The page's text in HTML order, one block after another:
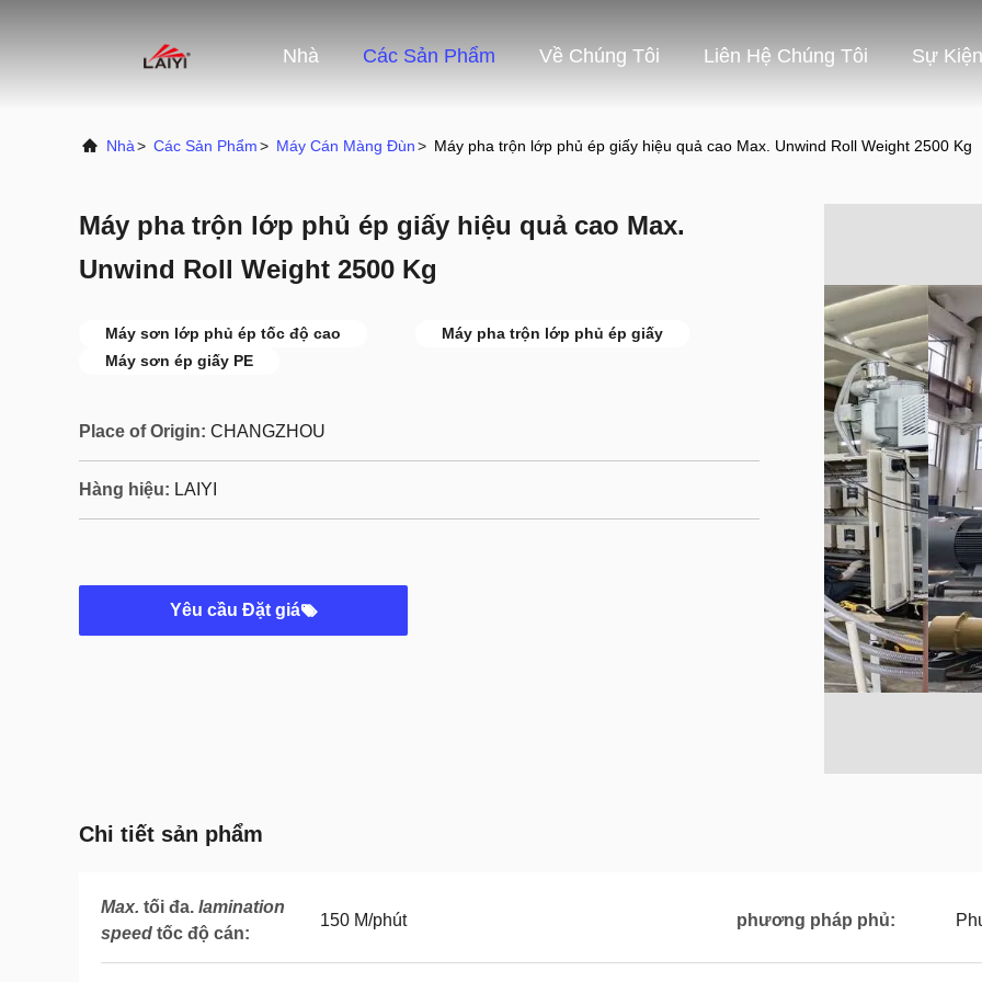
Nhà Các Sản Phẩm Về Chúng Tôi Liên Hệ Chúng Tôi Sự Kiện
Nhà> Các Sản Phẩm> Máy Cán Màng Đùn> Máy pha trộn lớp phủ ép giấy hiệu quả cao Max. Unwind Roll Weight 2500 Kg
Máy pha trộn lớp phủ ép giấy hiệu quả cao Max.
Unwind Roll Weight 2500 Kg
Máy sơn lớp phủ ép tốc độ cao
Máy pha trộn lớp phủ ép giấy
Máy sơn ép giấy PE
Place of Origin: CHANGZHOU
Hàng hiệu: LAIYI
Yêu cầu Đặt giá
Chi tiết sản phẩm
Max. tối đa. lamination
speed tốc độ cán:
150 M/phút phương pháp phủ: